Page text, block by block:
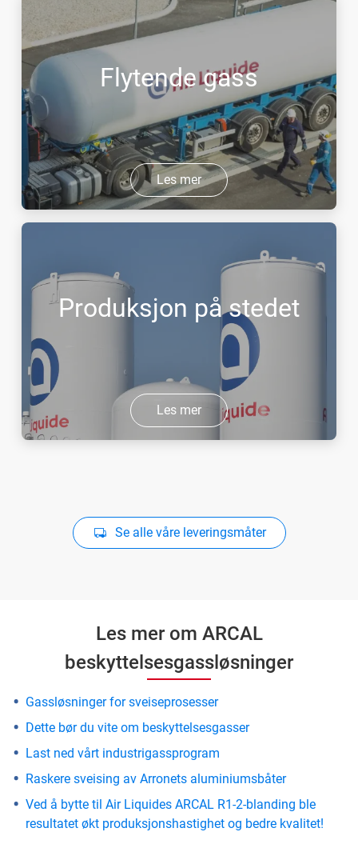
Flytende gass
Les mer
Produksjon på stedet
Les mer
Se alle våre leveringsmåter
Les mer om ARCAL
beskyttelsesgassløsninger
Gassløsninger for sveiseprosesser
Dette bør du vite om beskyttelsesgasser
Last ned vårt industrigassprogram
Raskere sveising av Arronets aluminiumsbåter
Ved å bytte til Air Liquides ARCAL R1-2-blanding ble
resultatet økt produksjonshastighet og bedre kvalitet!